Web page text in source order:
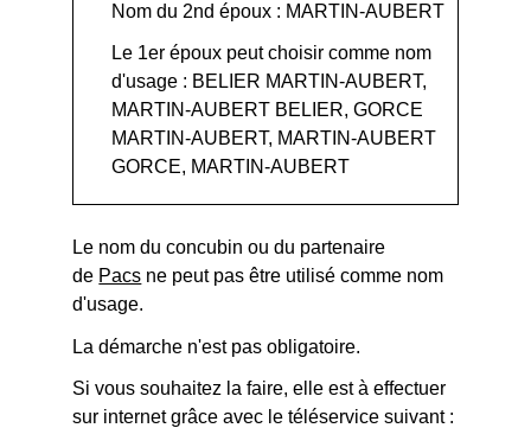
Nom du 2nd époux : MARTIN-AUBERT
Le 1er époux peut choisir comme nom
d'usage : BELIER MARTIN-AUBERT,
MARTIN-AUBERT BELIER, GORCE
MARTIN-AUBERT, MARTIN-AUBERT
GORCE, MARTIN-AUBERT
Le nom du concubin ou du partenaire
de Pacs ne peut pas être utilisé comme nom
d'usage.
La démarche n'est pas obligatoire.
Si vous souhaitez la faire, elle est à effectuer
sur internet grâce avec le téléservice suivant :